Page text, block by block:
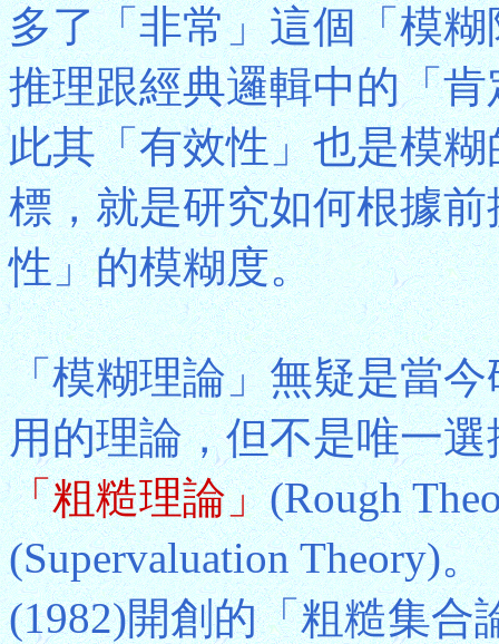
多了「非常」這個「模糊
推理跟經典邏輯中的「
此其「有效性」也是模
標，就是研究如何根據
性」的模糊度。
「模糊理論」無疑是當
用的理論，但不是唯一
「粗糙理論」(Rough
(Supervaluation Theory)
(1982)開創的「粗糙集合